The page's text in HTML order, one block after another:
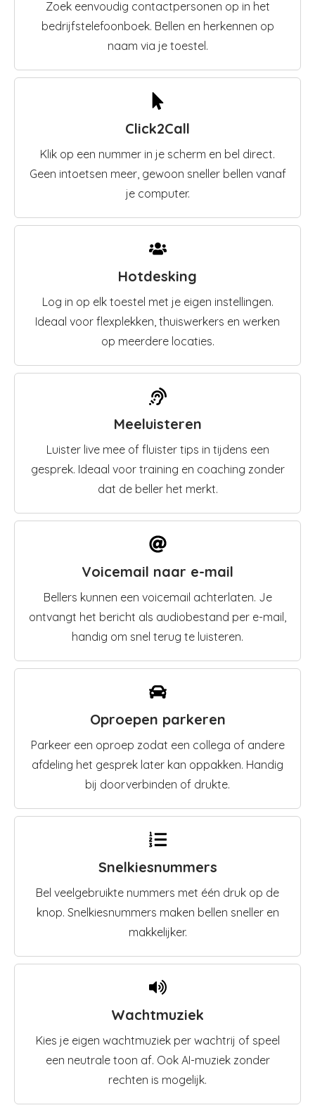
Zoek eenvoudig contactpersonen op in het
bedrijfstelefoonboek. Bellen en herkennen op
naam via je toestel.
Click2Call
Klik op een nummer in je scherm en bel direct.
Geen intoetsen meer, gewoon sneller bellen vanaf
je computer.
Hotdesking
Log in op elk toestel met je eigen instellingen.
Ideaal voor flexplekken, thuiswerkers en werken
op meerdere locaties.
Meeluisteren
Luister live mee of fluister tips in tijdens een
gesprek. Ideaal voor training en coaching zonder
dat de beller het merkt.
Voicemail naar e-mail
Bellers kunnen een voicemail achterlaten. Je
ontvangt het bericht als audiobestand per e-mail,
handig om snel terug te luisteren.
Oproepen parkeren
Parkeer een oproep zodat een collega of andere
afdeling het gesprek later kan oppakken. Handig
bij doorverbinden of drukte.
Snelkiesnummers
Bel veelgebruikte nummers met één druk op de
knop. Snelkiesnummers maken bellen sneller en
makkelijker.
Wachtmuziek
Kies je eigen wachtmuziek per wachtrij of speel
een neutrale toon af. Ook AI-muziek zonder
rechten is mogelijk.